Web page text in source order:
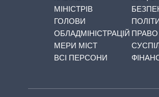
МІНІСТРІВ
ГОЛОВИ
ОБЛАДМІНІСТРАЦІЙ
МЕРИ МІСТ
ВСІ ПЕРСОНИ
ПРАВО